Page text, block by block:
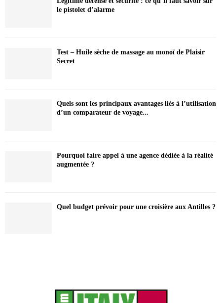
le pistolet d’alarme
Test – Huile sèche de massage au monoï de Plaisir
Secret
Quels sont les principaux avantages liés à l’utilisation
d’un comparateur de voyage...
Pourquoi faire appel à une agence dédiée à la réalité
augmentée ?
Quel budget prévoir pour une croisière aux Antilles ?